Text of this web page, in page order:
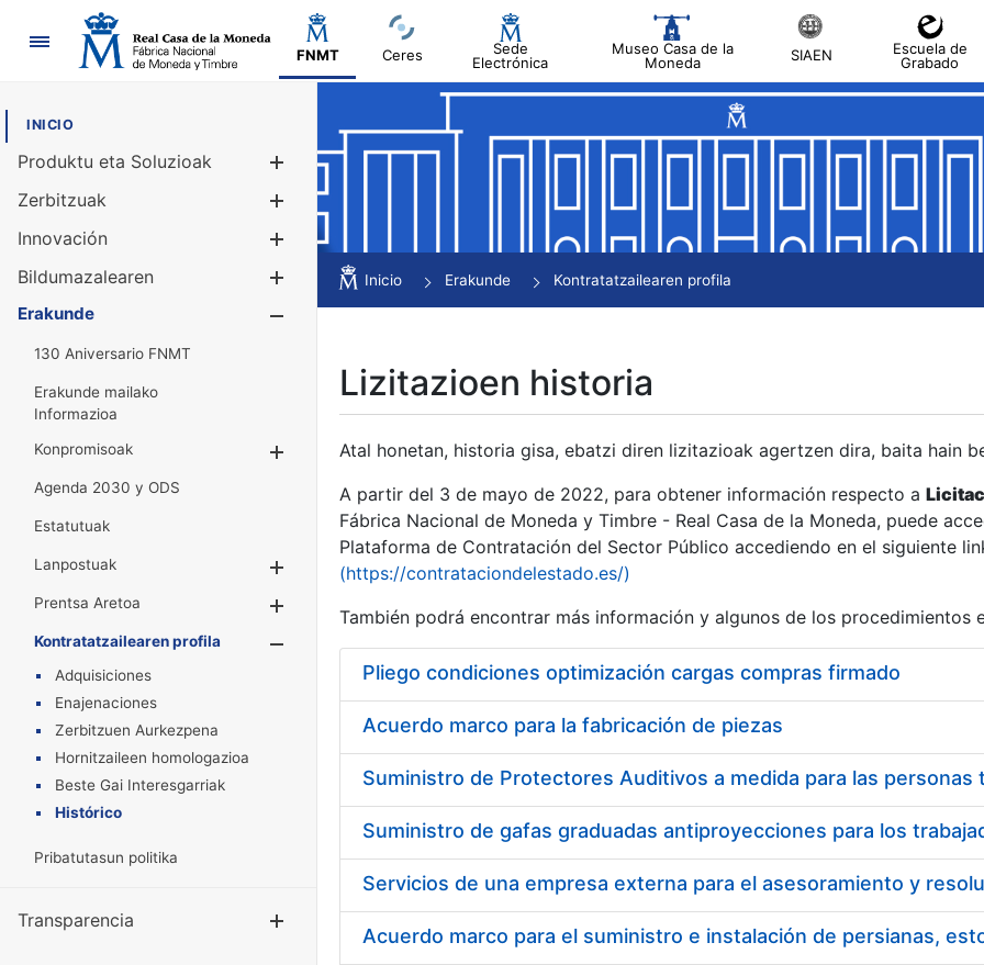
Nabigazioa
FNMT Ceres
Sede
Electrónica
Museo Casa de la
Moneda
SIAEN
Escuela de
Grabado
INICIO
Produktu eta Soluzioak
Erakutsi/Ezkutatu
Zerbitzuak
Innovación
Bildumazalearen
Erakutsi/Ezkutatu
Erakunde
130 Aniversario FNMT
Erakunde mailako
Informazioa
Konpromisoak
Erakutsi/Ezkutatu
Agenda 2030 y ODS
Estatutuak
Lanpostuak
Erakutsi/Ezkutatu
Prentsa Aretoa
Erakutsi/Ezkutatu
Kontratatzailearen profila
Erakutsi/Ezkutatu
Adquisiciones
Enajenaciones
Zerbitzuen Aurkezpena
Hornitzaileen homologazioa
Beste Gai Interesgarriak
Histórico
Pribatutasun politika
Transparencia Erakutsi/Ezkutatu
Inicio Erakunde Kontratatzailearen profila
Lizitazioen historia
Atal honetan, historia gisa, ebatzi diren lizitazioak agertzen dira, baita hain
A partir del 3 de mayo de 2022, para obtener información respecto a
Fábrica Nacional de Moneda y Timbre - Real Casa de la Moneda, puede
Plataforma de Contratación del Sector Público accediendo en el siguiente
(https://contrataciondelestado.es/)
También podrá encontrar más información y algunos de los procedimientos
Pliego condiciones optimización cargas compras firmado
Acuerdo marco para la fabricación de piezas
Acuerdo marco para el suministro e instalación de persianas,